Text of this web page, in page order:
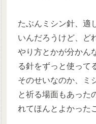
たぶんミシン針、適
いんだろうけど、ど
やり方とかが分かん
る針をずっと使って
そのせいなのか、ミ
と祈る場面もあった
れてほんとよかった